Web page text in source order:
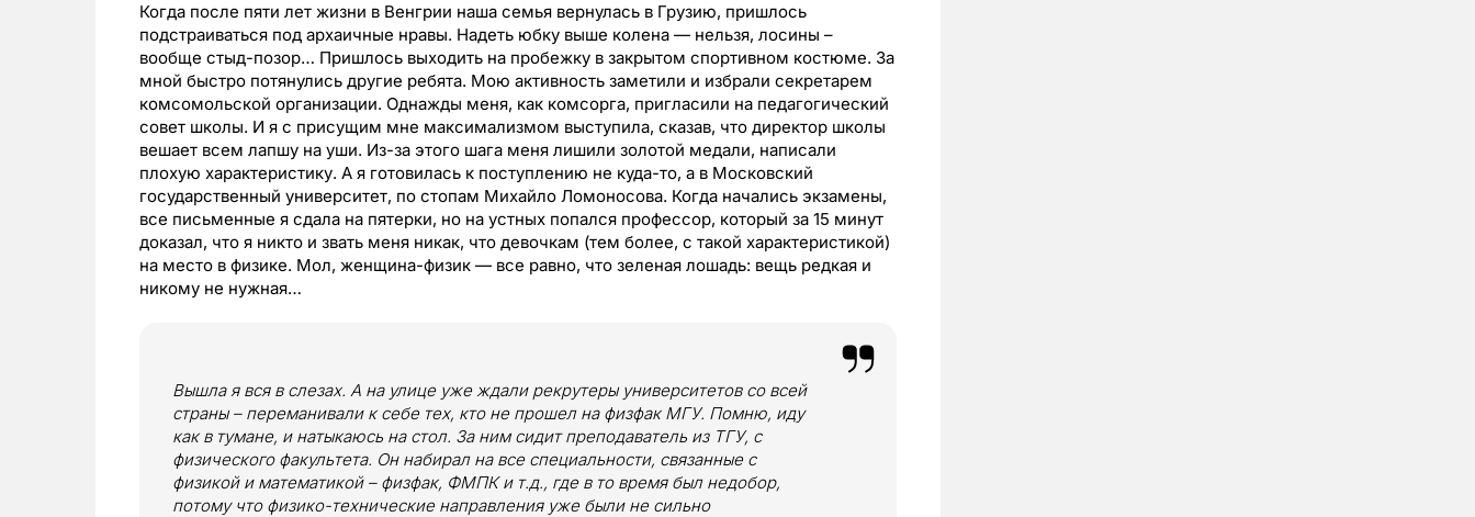
Когда после пяти лет жизни в Венгрии наша семья вернулась в Грузию, пришлось
подстраиваться под архаичные нравы. Надеть юбку выше колена — нельзя, лосины –
вообще стыд-позор… Пришлось выходить на пробежку в закрытом спортивном костюме. За
мной быстро потянулись другие ребята. Мою активность заметили и избрали секретарем
комсомольской организации. Однажды меня, как комсорга, пригласили на педагогический
совет школы. И я с присущим мне максимализмом выступила, сказав, что директор школы
вешает всем лапшу на уши. Из-за этого шага меня лишили золотой медали, написали
плохую характеристику. А я готовилась к поступлению не куда-то, а в Московский
государственный университет, по стопам Михайло Ломоносова. Когда начались экзамены,
все письменные я сдала на пятерки, но на устных попался профессор, который за 15 минут
доказал, что я никто и звать меня никак, что девочкам (тем более, с такой характеристикой)
на место в физике. Мол, женщина-физик — все равно, что зеленая лошадь: вещь редкая и
никому не нужная…
Вышла я вся в слезах. А на улице уже ждали рекрутеры университетов со всей
страны – переманивали к себе тех, кто не прошел на физфак МГУ. Помню, иду
как в тумане, и натыкаюсь на стол. За ним сидит преподаватель из ТГУ, с
физического факультета. Он набирал на все специальности, связанные с
физикой и математикой – физфак, ФМПК и т.д., где в то время был недобор,
потому что физико-технические направления уже были не сильно